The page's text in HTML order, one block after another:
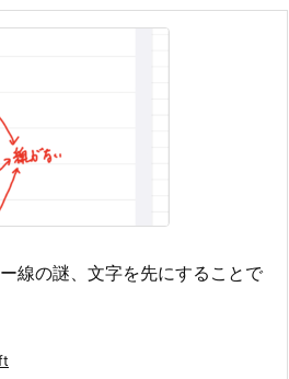
線の謎、文字を先にすることで